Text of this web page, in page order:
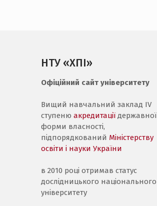
НТУ «ХПІ»
Офіційний сайт університету
Вищий навчальний заклад IV
ступеню акредитації державної
форми власності,
підпорядкований Міністерству
освіти і науки України
в 2010 році отримав статус
дослідницького національного
університету